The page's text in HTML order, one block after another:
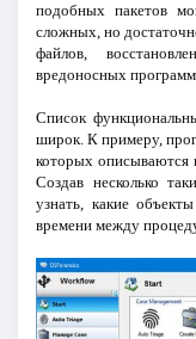
подобных пакетов
сложных, но
файлов,
вредоносных
Список
широк. К примеру,
которых описываются
Создав несколько
узнать, какие
времени между